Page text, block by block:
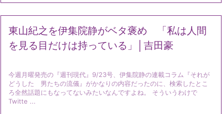
東山紀之を伊集院静がベタ褒め 「私は人間
を見る目だけは持っている」│吉田豪
今週月曜発売の『週刊現代』9/23号、伊集院静の連載コラム『それが
どうした 男たちの流儀』がかなりの内容だったのに、検索したとこ
ろ全然話題にもなってないみたいなんですよね。 そういうわけで
Twitte ...